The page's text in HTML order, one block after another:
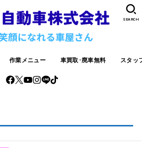
作業メニュー 車買取･廃車無料 スタッ
SEARCH